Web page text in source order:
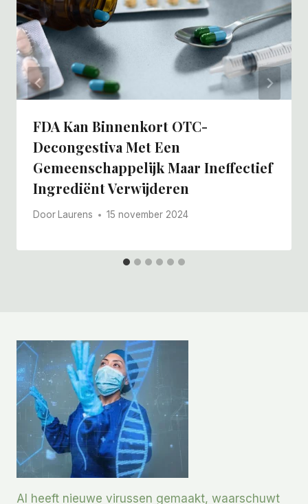
FDA Kan Binnenkort OTC-
Decongestiva Met Een
Gemeenschappelijk Maar Ineffectief
Ingrediënt Verwijderen
Door Laurens 15 november 2024
AI heeft nieuwe virussen gemaakt, waarschuwt